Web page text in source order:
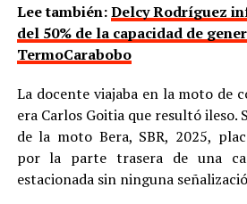
Lee también:Delcy Rodríguez
del 50% de la capacidad de
TermoCarabobo
La docente viajaba en la moto de
era Carlos Goitia que resultó ileso.
de la moto Bera, SBR, 2025,
por la parte trasera de una
estacionada sin ninguna